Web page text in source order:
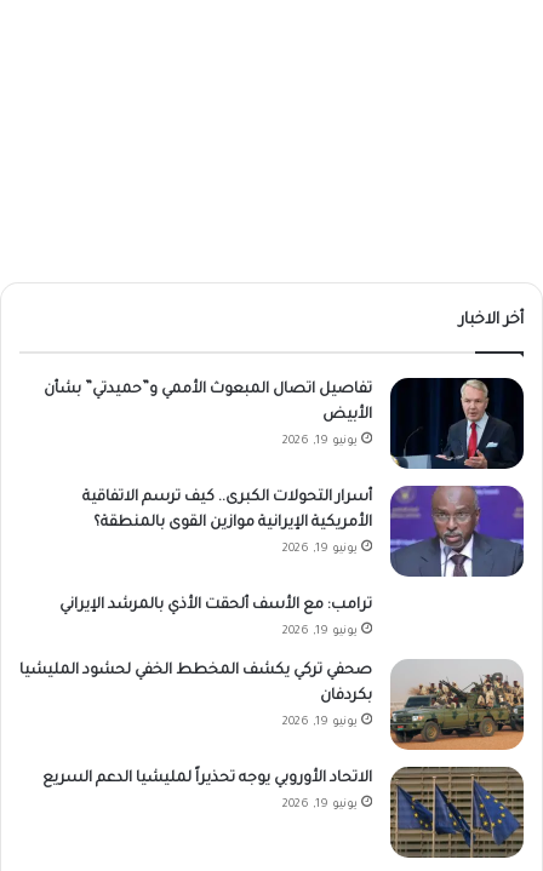
أخر الاخبار
تفاصيل اتصال المبعوث الأممي و”حميدتي” بشأن
الأبيض
يونيو 19, 2026
أسرار التحولات الكبرى.. كيف ترسم الاتفاقية
الأمريكية الإيرانية موازين القوى بالمنطقة؟
يونيو 19, 2026
ترامب: مع الأسف ألحقت الأذي بالمرشد الإيراني
يونيو 19, 2026
صحفي تركي يكشف المخطط الخفي لحشود المليشيا
بكردفان
يونيو 19, 2026
الاتحاد الأوروبي يوجه تحذيراً لمليشيا الدعم السريع
يونيو 19, 2026